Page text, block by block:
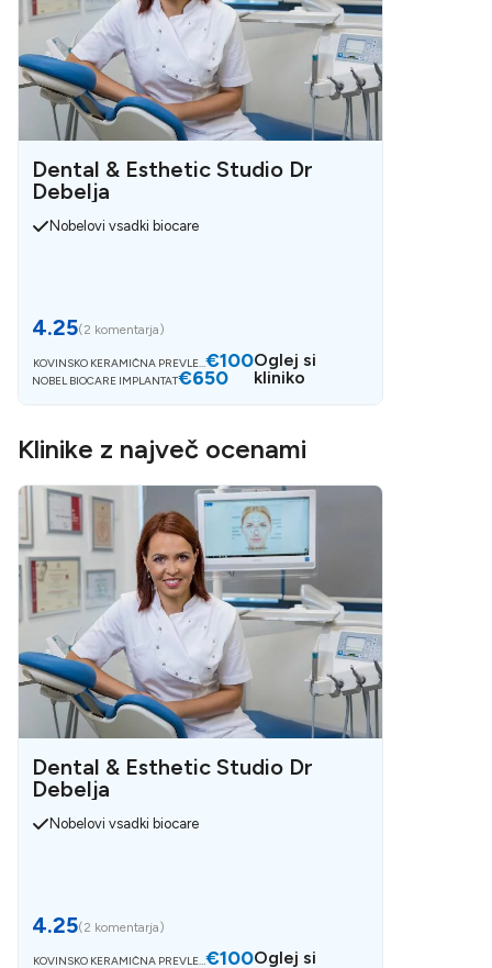
Dental & Esthetic Studio Dr
Debelja
Nobelovi vsadki biocare
4.25(2 komentarja)
KOVINSKO KERAMIČNA PREVLEK
A
€100
NOBEL BIOCARE IMPLANTAT€650
Oglej si
kliniko
Klinike z največ ocenami
Dental & Esthetic Studio Dr
Debelja
Nobelovi vsadki biocare
4.25(2 komentarja)
KOVINSKO KERAMIČNA PREVLEK€100Oglej si